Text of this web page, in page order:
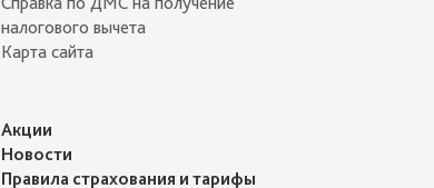
налогового вычета
Карта сайта
Акции
Новости
Правила страхования и тарифы